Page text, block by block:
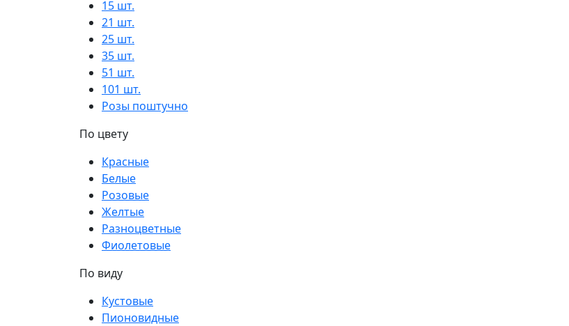
15 шт.
21 шт.
25 шт.
35 шт.
51 шт.
101 шт.
Розы поштучно
По цвету
Красные
Белые
Розовые
Желтые
Разноцветные
Фиолетовые
По виду
Кустовые
Пионовидные